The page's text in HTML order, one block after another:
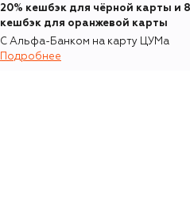
20% кешбэк для чёрной карты и
кешбэк для оранжевой карты
С Альфа-Банком на карту ЦУМа
Подробнее